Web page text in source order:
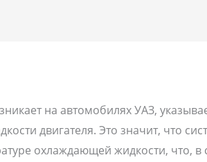
на автомобилях УАЗ,
двигателя. Это значит, что
охлаждающей жидкости, что,